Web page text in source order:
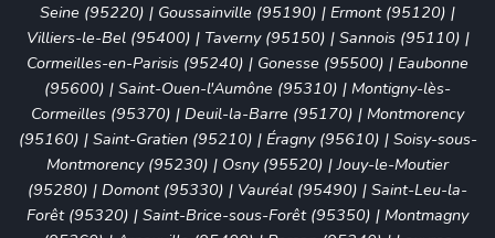
Seine (95220) | Goussainville (95190) | Ermont (95120) |
Villiers-le-Bel (95400) | Taverny (95150) | Sannois (95110) |
Cormeilles-en-Parisis (95240) | Gonesse (95500) | Eaubonne
(95600) | Saint-Ouen-l'Aumône (95310) | Montigny-lès-
Cormeilles (95370) | Deuil-la-Barre (95170) | Montmorency
(95160) | Saint-Gratien (95210) | Éragny (95610) | Soisy-sous-
Montmorency (95230) | Osny (95520) |Jouy-le-Moutier
(95280) | Domont (95330) | Vauréal (95490) | Saint-Leu-la-
Forêt (95320) | Saint-Brice-sous-Forêt (95350) | Montmagny